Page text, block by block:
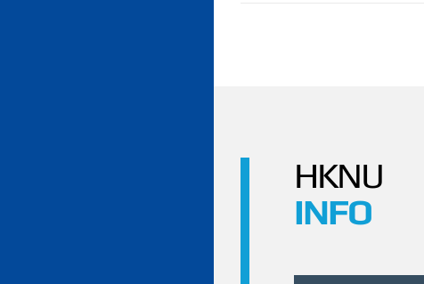
HKNU
INFO